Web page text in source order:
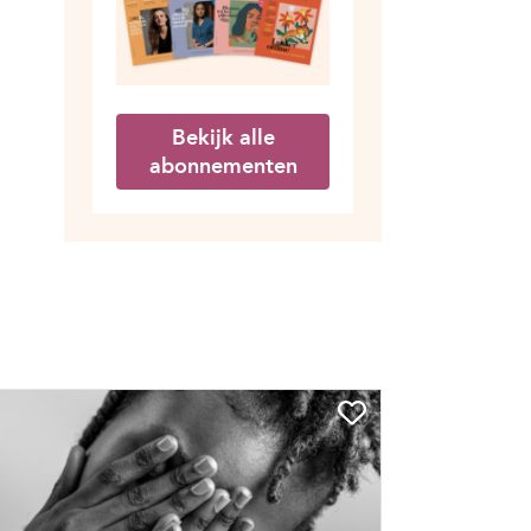
Bekijk alle
abonnementen